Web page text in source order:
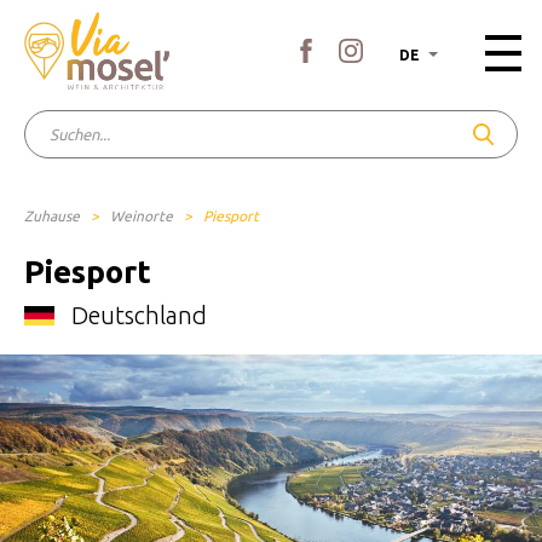
DE
Zuhause > Weinorte > Piesport
Piesport
Deutschland